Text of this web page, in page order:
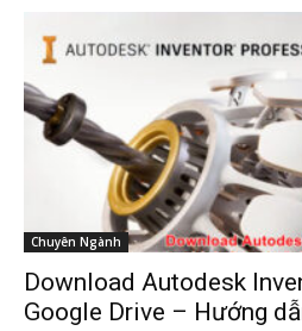
Chuyên Ngành
Download Autodesk
Google Drive – Hướng